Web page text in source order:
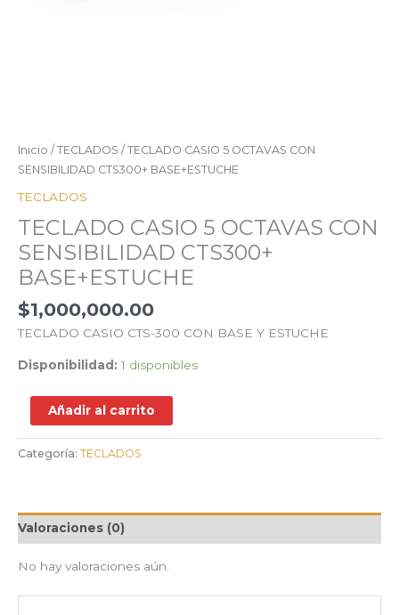
Inicio / TECLADOS / TECLADO CASIO 5 OCTAVAS CON
SENSIBILIDAD CTS300+ BASE+ESTUCHE
TECLADOS
TECLADO CASIO 5 OCTAVAS CON
SENSIBILIDAD CTS300+
BASE+ESTUCHE
$1,000,000.00
TECLADO CASIO CTS-300 CON BASE Y ESTUCHE
Disponibilidad: 1 disponibles
Añadir al carrito
Categoría: TECLADOS
Valoraciones (0)
No hay valoraciones aún.